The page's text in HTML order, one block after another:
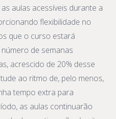
aulas acessíveis durante a
flexibilidade no
que o curso estará
de semanas
acrescido de 20% desse
ao ritmo de, pelo menos,
tempo extra para
as aulas continuarão